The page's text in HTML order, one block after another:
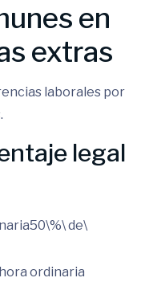
en
extras
laborales por
legal
de\
hora ordinaria